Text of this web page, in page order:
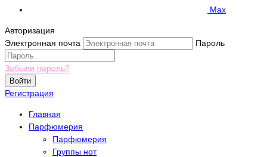
Max
Авторизация
Электронная почта
Пароль
Забыли пароль?
Войти
Регистрация
Главная
Парфюмерия
Парфюмерия
Группы нот